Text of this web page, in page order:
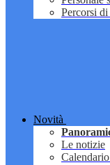
Percorsi
Novità
Le notizie